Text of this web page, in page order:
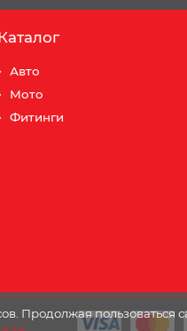
Продолжая пользоваться
Авто
Мото
Фитинги